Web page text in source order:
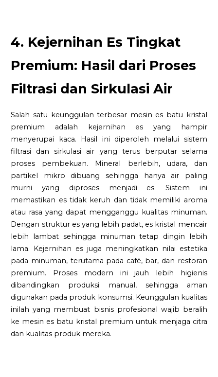
4. Kejernihan Es Tingkat
Premium: Hasil dari Proses
Filtrasi dan Sirkulasi Air
Salah satu keunggulan terbesar mesin es batu kristal
premium adalah kejernihan es yang hampir
menyerupai kaca. Hasil ini diperoleh melalui sistem
filtrasi dan sirkulasi air yang terus berputar selama
proses pembekuan. Mineral berlebih, udara, dan
partikel mikro dibuang sehingga hanya air paling
murni yang diproses menjadi es. Sistem ini
memastikan es tidak keruh dan tidak memiliki aroma
atau rasa yang dapat mengganggu kualitas minuman.
Dengan struktur es yang lebih padat, es kristal mencair
lebih lambat sehingga minuman tetap dingin lebih
lama. Kejernihan es juga meningkatkan nilai estetika
pada minuman, terutama pada café, bar, dan restoran
premium. Proses modern ini jauh lebih higienis
dibandingkan produksi manual, sehingga aman
digunakan pada produk konsumsi. Keunggulan kualitas
inilah yang membuat bisnis profesional wajib beralih
ke mesin es batu kristal premium untuk menjaga citra
dan kualitas produk mereka.